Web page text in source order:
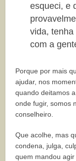
esqueci, e
vida,
com a
Porque por mais
ajudar, nos
quando deitamos
onde fugir, somos
conselheiro.
Que acolhe, mas
condena, julga,
quem mandou agir